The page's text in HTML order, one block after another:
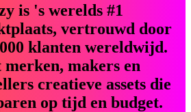
is 's werelds #1
vertrouwd door
klanten wereldwijd.
makers en
creatieve assets die
op tijd en budget.